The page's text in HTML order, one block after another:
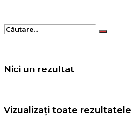
Nici un rezultat
Vizualizați toate rezultatele